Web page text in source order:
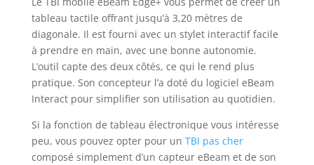
tableau tactile offrant jusqu’à 3,20 mètres de
diagonale. Il est fourni avec un stylet interactif facile
à prendre en main, avec une bonne autonomie.
L’outil capte des deux côtés, ce qui le rend plus
pratique. Son concepteur l’a doté du logiciel eBeam
Interact pour simplifier son utilisation au quotidien.
Si la fonction de tableau électronique vous intéresse
peu, vous pouvez opter pour un TBI pas cher
composé simplement d’un capteur eBeam et de son